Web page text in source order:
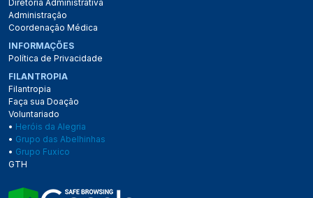
Diretoria Administrativa
Administração
Coordenação Médica
INFORMAÇÕES
Política de Privacidade
FILANTROPIA
Filantropia
Faça sua Doação
Voluntariado
• Heróis da Alegria
• Grupo das Abelhinhas
• Grupo Fuxico
GTH